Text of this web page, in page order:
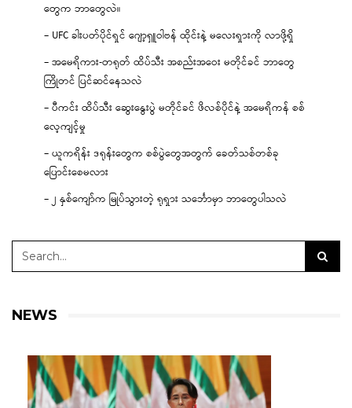
တွေက ဘာတွေလဲ။
– UFC ခါးပတ်ပိုင်ရှင် ဂျော့ရှူဝါဗန် ထိုင်းနဲ့ မလေးရှားကို လာဖို့ရှိ
– အမေရိကား-တရုတ် ထိပ်သီး အစည်းအဝေး မတိုင်ခင် ဘာတွေ
ကြိုတင် ပြင်ဆင်နေသလဲ
– ပီကင်း ထိပ်သီး ဆွေးနွေးပွဲ မတိုင်ခင် ဖိလစ်ပိုင်နဲ့ အမေရိကန် စစ်
လေ့ကျင့်မှု
– ယူကရိန်း ဒရုန်းတွေက စစ်ပွဲတွေအတွက် ခေတ်သစ်တစ်ခု
ပြောင်းစေမလား
– ၂ နှစ်ကျော်က မြုပ်သွားတဲ့ ရုရှား သင်္ဘောမှာ ဘာတွေပါသလဲ
NEWS